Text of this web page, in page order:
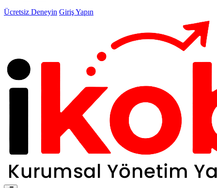
Ücretsiz Deneyin Giriş Yapın